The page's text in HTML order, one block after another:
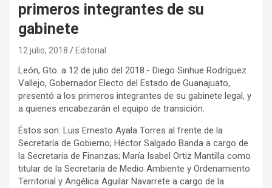
primeros integrantes de su
gabinete
12 julio, 2018 Editorial
León, Gto. a 12 de julio del 2018.- Diego Sinhue Rodríguez
Vallejo, Gobernador Electo del Estado de Guanajuato,
presentó a los primeros integrantes de su gabinete legal, y
a quienes encabezarán el equipo de transición.
Éstos son: Luis Ernesto Ayala Torres al frente de la
Secretaría de Gobierno; Héctor Salgado Banda a cargo de
la Secretaria de Finanzas; María Isabel Ortiz Mantilla como
titular de la Secretaría de Medio Ambiente y Ordenamiento
Territorial y Angélica Aguilar Navarrete a cargo de la